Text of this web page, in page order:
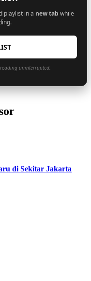
playlist in a new tab while
uninterrupted.
di Sekitar Jakarta